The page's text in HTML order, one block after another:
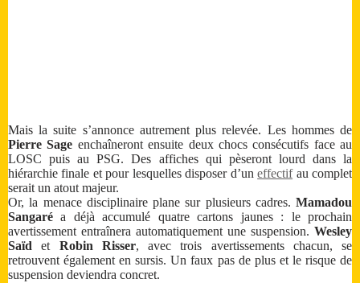
Mais la suite s’annonce autrement plus relevée. Les hommes de
Pierre Sage enchaîneront ensuite deux chocs consécutifs face au
LOSC puis au PSG. Des affiches qui pèseront lourd dans la
hiérarchie finale et pour lesquelles disposer d’uneffectifau complet
serait un atout majeur.
Or, la menace disciplinaire plane sur plusieurs cadres. Mamadou
Sangaré a déjà accumulé quatre cartons jaunes : le prochain
avertissement entraînera automatiquement une suspension. Wesley
Saïd et Robin Risser, avec trois avertissements chacun, se
retrouvent également en sursis. Un faux pas de plus et le risque de
suspension deviendra concret.